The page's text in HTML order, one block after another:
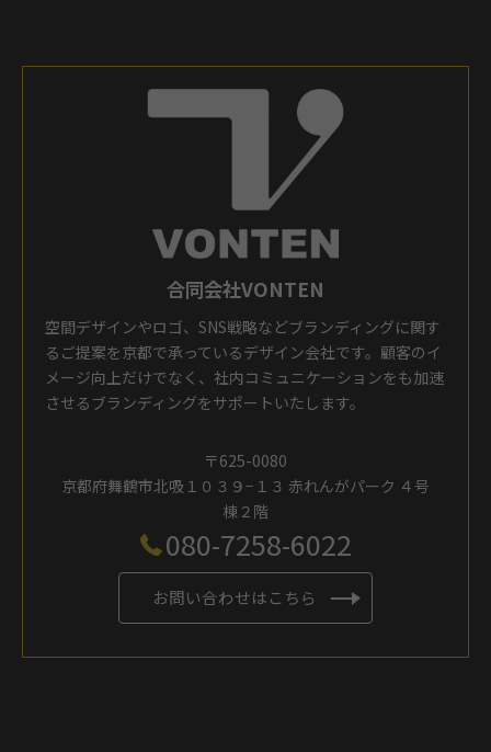
合同会社VONTEN
空間デザインやロゴ、SNS戦略などブランディングに関す
るご提案を京都で承っているデザイン会社です。顧客のイ
メージ向上だけでなく、社内コミュニケーションをも加速
させるブランディングをサポートいたします。
〒625-0080
京都府舞鶴市北吸１０３９−１３ 赤れんがパーク ４号
棟２階
080-7258-6022
お問い合わせはこちら